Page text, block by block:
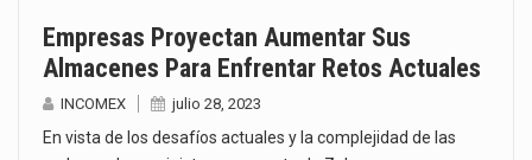
La industria manufacturera de exportación afiliada a Index en Nuevo León ha alcanzado hasta 10%…
Empresas Proyectan Aumentar Sus
Almacenes Para Enfrentar Retos Actuales
INCOMEX julio 28, 2023
En vista de los desafíos actuales y la complejidad de las